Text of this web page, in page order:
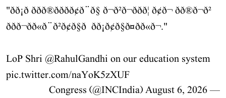
"ðð¡ð ððð®ððð­ð¢ð¨ð§ ð¬ð²ð¬ð­ðð¦ ð¢ð¬ ðð®ð¬ð²
ððð¬ð­ð«ð¨ð²ð¢ð§ð ð­ð¡ð¢ð§ð¤ðð«ð¬."
LoP Shri @RahulGandhi on our education system
pic.twitter.com/naYoK5zXUF
— Congress (@INCIndia)
August 6, 2026